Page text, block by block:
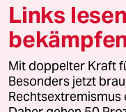
© 2026 taz Verlags
Alle Rechte vorbehalten. Bei
wenden Sie sich bitte an
Links
Mit doppelter Kraft
Besonders jetzt
Rechtsextremismus